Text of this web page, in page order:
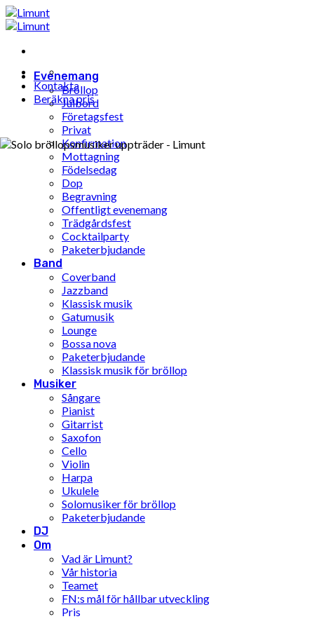
Hoppa
till
Evenemang
Bröllop
Julbord
Företagsfest
Privat
Konfirmation
Mottagning
Födelsedag
Dop
Begravning
Offentligt evenemang
Trädgårdsfest
Cocktailparty
Paketerbjudande
Band
Coverband
Jazzband
Klassisk musik
Gatumusik
Lounge
Bossa nova
Paketerbjudande
Klassisk musik för bröllop
Musiker
Sångare
Pianist
Gitarrist
Saxofon
Cello
Violin
Harpa
Ukulele
Solomusiker för bröllop
Paketerbjudande
DJ
Om
Vad är Limunt?
Vår historia
Teamet
FN:s mål för hållbar utveckling
Pris
Kontakta
Beräkna pris